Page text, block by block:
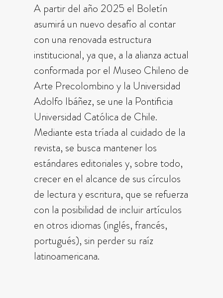
A partir del año 2025 el Boletín
asumirá un nuevo desafío al contar
con una renovada estructura
institucional, ya que, a la alianza actual
conformada por el Museo Chileno de
Arte Precolombino y la Universidad
Adolfo Ibáñez, se une la Pontificia
Universidad Católica de Chile.
Mediante esta tríada al cuidado de la
revista, se busca mantener los
estándares editoriales y, sobre todo,
crecer en el alcance de sus círculos
de lectura y escritura, que se refuerza
con la posibilidad de incluir artículos
en otros idiomas (inglés, francés,
portugués), sin perder su raíz
latinoamericana.